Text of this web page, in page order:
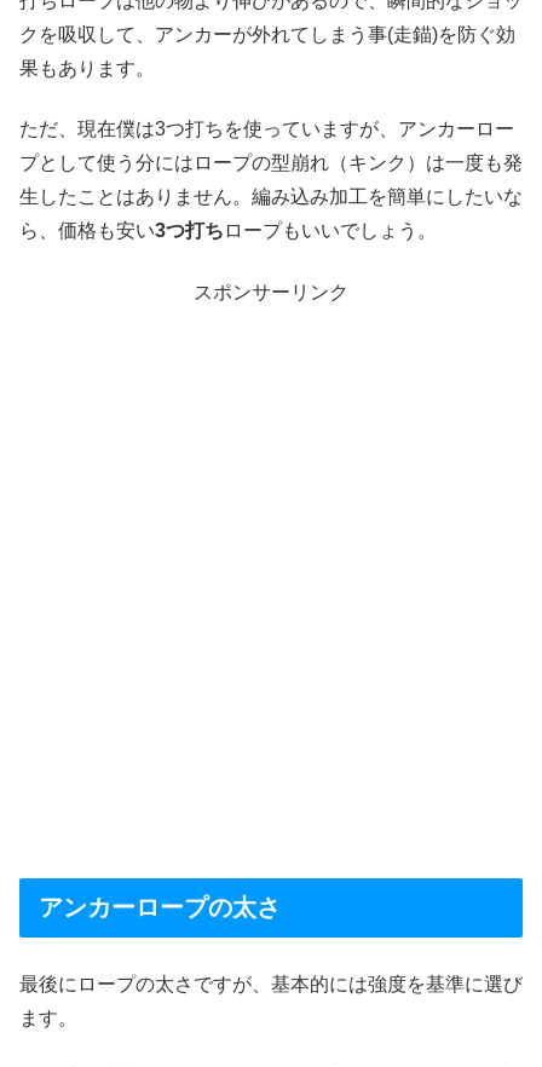
クを吸収して、アンカーが外れてしまう事(走錨)を防ぐ効
果もあります。
ただ、現在僕は3つ打ちを使っていますが、アンカーロー
プとして使う分にはロープの型崩れ（キンク）は一度も発
生したことはありません。編み込み加工を簡単にしたいな
ら、価格も安い3つ打ち ロープもいいでしょう。
スポンサーリンク
アンカーロープの太さ
最後にロープの太さですが、基本的には強度を基準に選び
ます。